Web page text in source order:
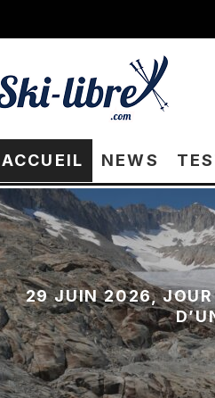
ACCUEIL NEWS
29 JUIN 2026, JOUR